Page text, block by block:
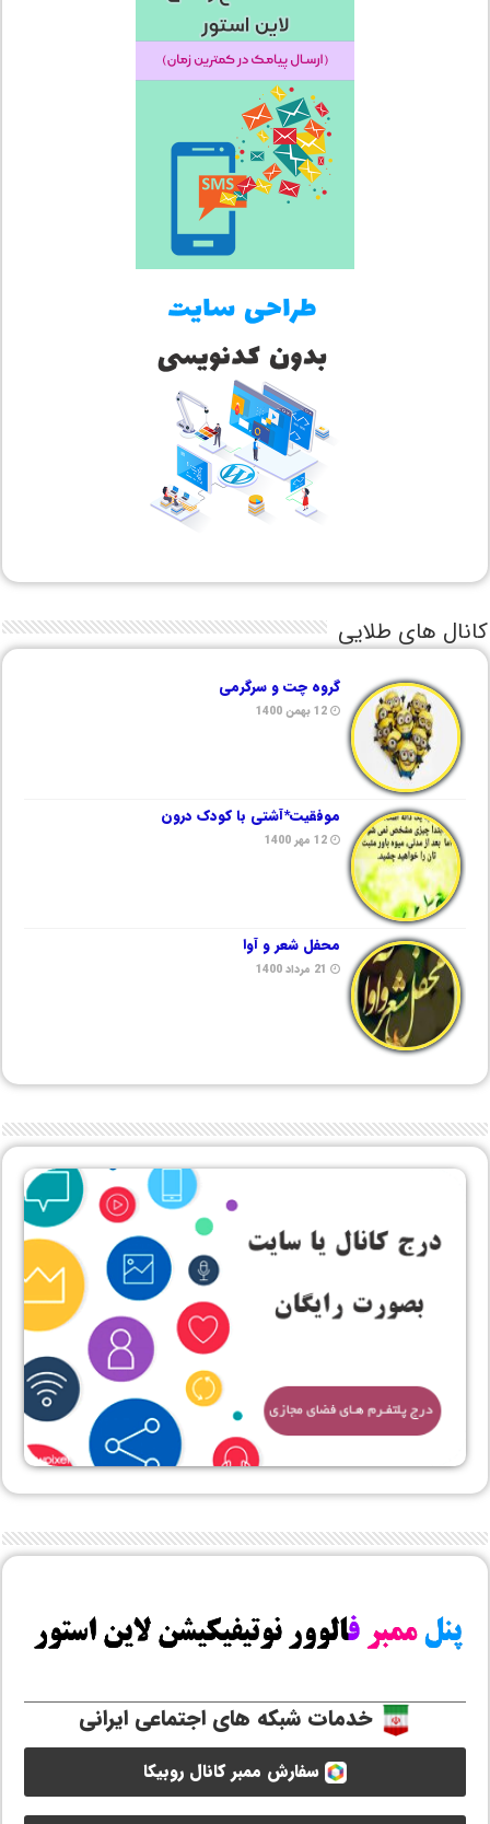
کانال های طلایی
گروه چت و سرگرمی
12 بهمن 1400
موفقیت*آشتی با کودک درون
12 مهر 1400
محفل شعر و آوا
21 مرداد 1400
خدمات شبکه های اجتماعی ایرانی
سفارش ممبر کانال روبیکا